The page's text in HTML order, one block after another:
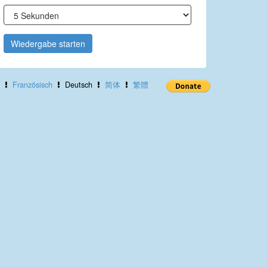
Wiedergabe starten
Französisch Deutsch 简体 繁體